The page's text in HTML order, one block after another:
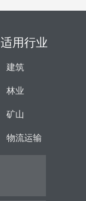
建筑
林业
矿山
物流运输
适用行业